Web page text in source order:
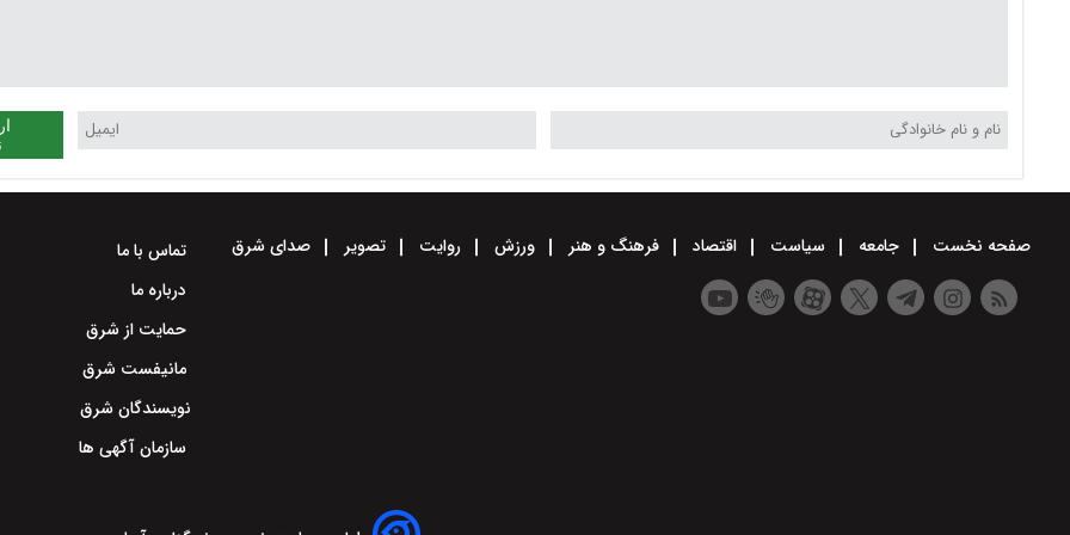
صفحه نخست جامعه سیاست اقتصاد فرهنگ و هنر ورزش روایت تصویر صدای شرق
تماس با ما
درباره ما
حمایت از شرق
مانیفست شرق
نویسندگان شرق
سازمان آگهی ها